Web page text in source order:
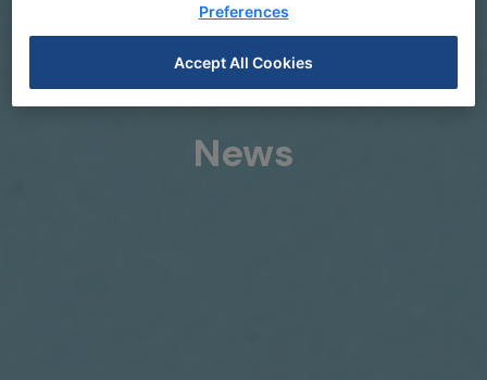
News
Preferences
Accept All Cookies